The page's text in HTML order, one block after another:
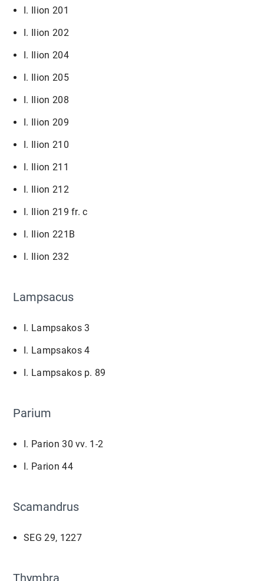
I. Ilion 201
I. Ilion 202
I. Ilion 204
I. Ilion 205
I. Ilion 208
I. Ilion 209
I. Ilion 210
I. Ilion 211
I. Ilion 212
I. Ilion 219 fr. c
I. Ilion 221B
I. Ilion 232
Lampsacus
I. Lampsakos 3
I. Lampsakos 4
I. Lampsakos p. 89
Parium
I. Parion 30 vv. 1-2
I. Parion 44
Scamandrus
SEG 29, 1227